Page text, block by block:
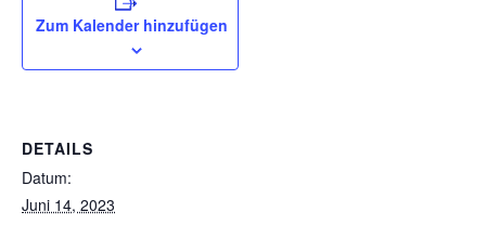
Zum Kalender hinzufügen
DETAILS
Datum:
Juni 14, 2023